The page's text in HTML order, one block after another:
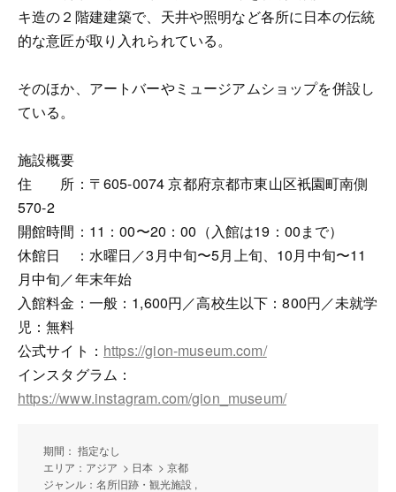
キ造の２階建建築で、天井や照明など各所に日本の伝統
的な意匠が取り入れられている。
そのほか、アートバーやミュージアムショップを併設し
ている。
施設概要
住 所：〒605-0074 京都府京都市東山区衹園町南側
570-2
開館時間：11：00〜20：00（入館は19：00まで）
休館日 ：水曜日／3月中旬〜5月上旬、10月中旬〜11
月中旬／年末年始
入館料金：一般：1,600円／高校生以下：800円／未就学
児：無料
公式サイト： https://gion-museum.com/
インスタグラム：
https://www.instagram.com/gion_museum/
期間： 指定なし
エリア：アジア > 日本 > 京都
ジャンル：名所旧跡・観光施設 ,